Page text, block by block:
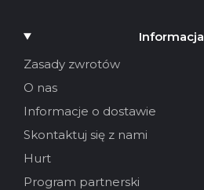
Informacja
Zasady zwrotów
O nas
Informacje o dostawie
Skontaktuj się z nami
Hurt
Program partnerski